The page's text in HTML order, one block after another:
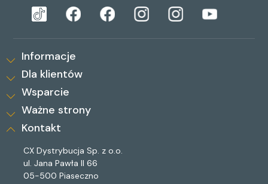
Informacje
Dla klientów
Wsparcie
Ważne strony
Kontakt
CX Dystrybucja Sp. z o.o.
ul. Jana Pawła II 66
05-500 Piaseczno